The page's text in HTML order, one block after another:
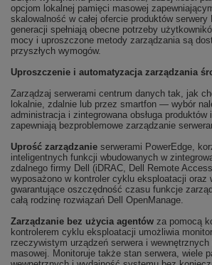
opcjom lokalnej pamięci masowej
skalowalność w całej ofercie produktów serwery
generacji spełniają obecne potrzeby
mocy i uproszczone metody zarządzania są
przyszłych wymogów.
Uproszczenie i automatyzacja zarządzania
Zarządzaj serwerami centrum danych tak, jak
lokalnie, zdalnie lub przez smartfon — wybór
administracja i zintegrowana obsługa produktów
zapewniają bezproblemowe zarządzanie
Uprość zarządzanie serwerami PowerEdge,
inteligentnych funkcji wbudowanych w
zdalnego firmy Dell (iDRAC, Dell Remote
wyposażono w kontroler cyklu eksploatacji oraz
gwarantujące oszczędność czasu funkcje
całą rodzinę rozwiązań Dell OpenManage.
Zarządzanie bez użycia agentów za pomocą
kontrolerem cyklu eksploatacji umożliwia
rzeczywistym urządzeń serwera i wewnętrznych
masowej. Monitoruje także stan serwera, wiele